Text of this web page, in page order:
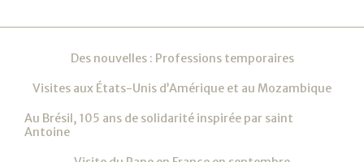
Des nouvelles : Professions temporaires
Visites aux États-Unis d’Amérique et au Mozambique
Au Brésil, 105 ans de solidarité inspirée par saint
Antoine